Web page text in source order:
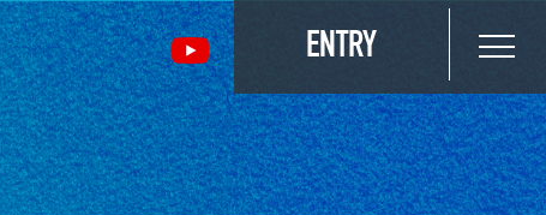
ENTRY